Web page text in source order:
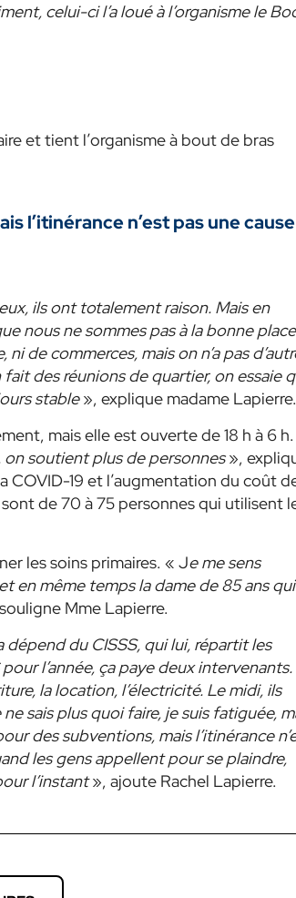
celui-ci l’a loué à l’organisme le
et tient l’organisme à bout de bras
l’itinérance n’est pas une cause
ils ont totalement raison. Mais en
nous ne sommes pas à la bonne
de commerces, mais on n’a pas
des réunions de quartier, on essaie
stable», explique madame Lapierre.
mais elle est ouverte de 18 h à 6 h.
on soutient plus de personnes»,
COVID-19 et l’augmentation du coût
de 70 à 75 personnes qui utilisent
les soins primaires. « Je me sens
en même temps la dame de 85 ans qui
Mme Lapierre.
du CISSS, qui lui, répartit les
l’année, ça paye deux intervenants.
la location, l’électricité. Le midi, ils
sais plus quoi faire, je suis fatiguée,
des subventions, mais l’itinérance
les gens appellent pour se plaindre,
l’instant», ajoute Rachel Lapierre.